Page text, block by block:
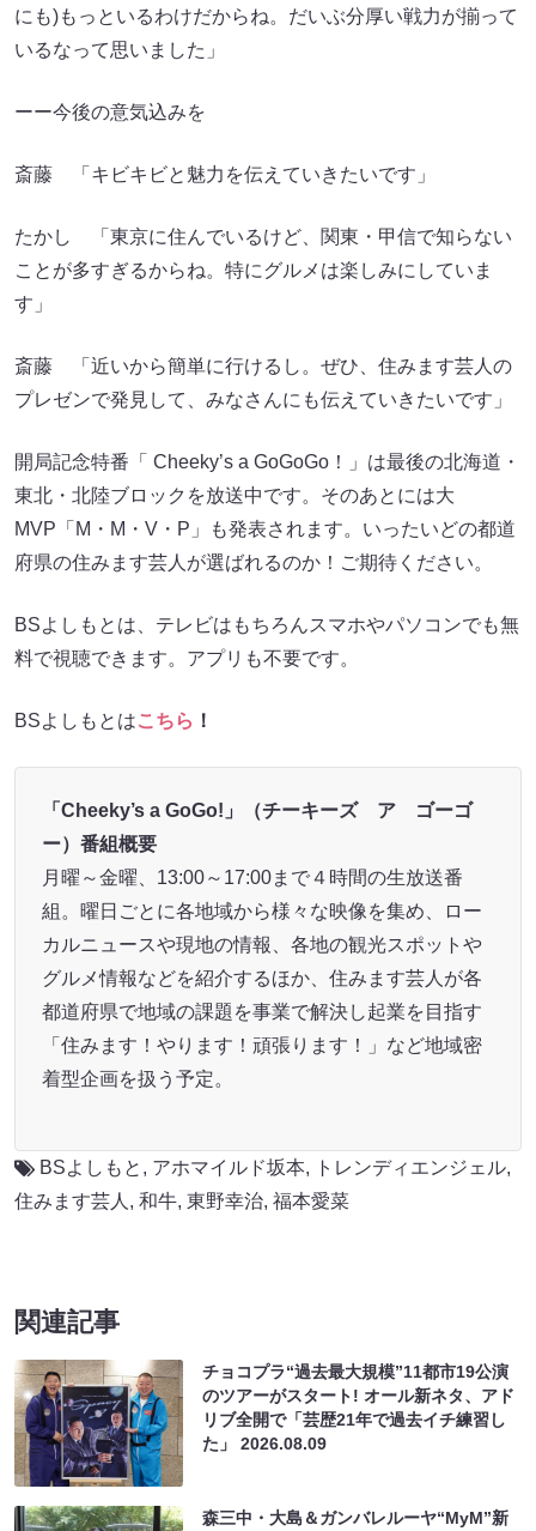
にも)もっといるわけだからね。だいぶ分厚い戦力が揃って
いるなって思いました」
ーー今後の意気込みを
斎藤 「キビキビと魅力を伝えていきたいです」
たかし 「東京に住んでいるけど、関東・甲信で知らない
ことが多すぎるからね。特にグルメは楽しみにしていま
す」
斎藤 「近いから簡単に行けるし。ぜひ、住みます芸人の
プレゼンで発見して、みなさんにも伝えていきたいです」
開局記念特番「 Cheeky’s a GoGoGo！」は最後の北海道・
東北・北陸ブロックを放送中です。そのあとには大
MVP「M・M・V・P」も発表されます。いったいどの都道
府県の住みます芸人が選ばれるのか！ご期待ください。
BSよしもとは、テレビはもちろんスマホやパソコンでも無
料で視聴できます。アプリも不要です。
BSよしもとはこちら ！
「Cheeky’s a GoGo!」（チーキーズ ア ゴーゴ
ー）番組概要
月曜～金曜、13:00～17:00まで４時間の生放送番
組。曜日ごとに各地域から様々な映像を集め、ロー
カルニュースや現地の情報、各地の観光スポットや
グルメ情報などを紹介するほか、住みます芸人が各
都道府県で地域の課題を事業で解決し起業を目指す
「住みます！やります！頑張ります！」など地域密
着型企画を扱う予定。
BSよしもと , アホマイルド坂本, トレンディエンジェル,
住みます芸人, 和牛, 東野幸治, 福本愛菜
関連記事
チョコプラ“過去最大規模”11都市19公演
のツアーがスタート! オール新ネタ、アド
リブ全開で「芸歴21年で過去イチ練習し
た」2026.08.09
森三中・大島＆ガンバレルーヤ“MyM”新